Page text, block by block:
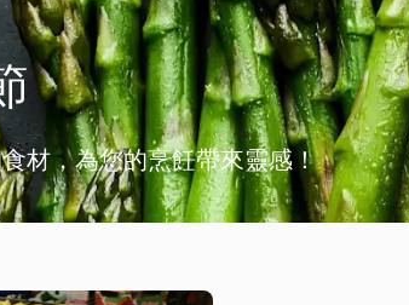
材，為您的烹飪帶來靈感！